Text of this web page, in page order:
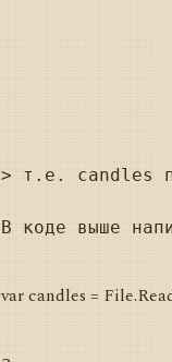
> т.е. candles
В коде выше
var candles =